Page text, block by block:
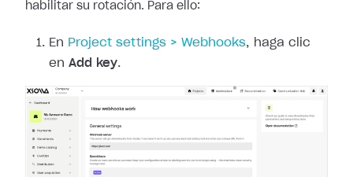
habilitar su rotación. Para ello:
En Project settings > Webhooks, haga clic
en Add key.